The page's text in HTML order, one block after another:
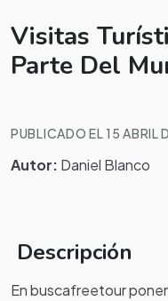
Visitas
Parte Del
PUBLICADO EL 15 ABRIL
Autor: Daniel Blanco
Descripción
En buscafreetour